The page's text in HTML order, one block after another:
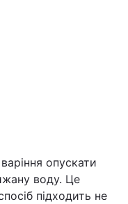
опускати
воду. Це
підходить не